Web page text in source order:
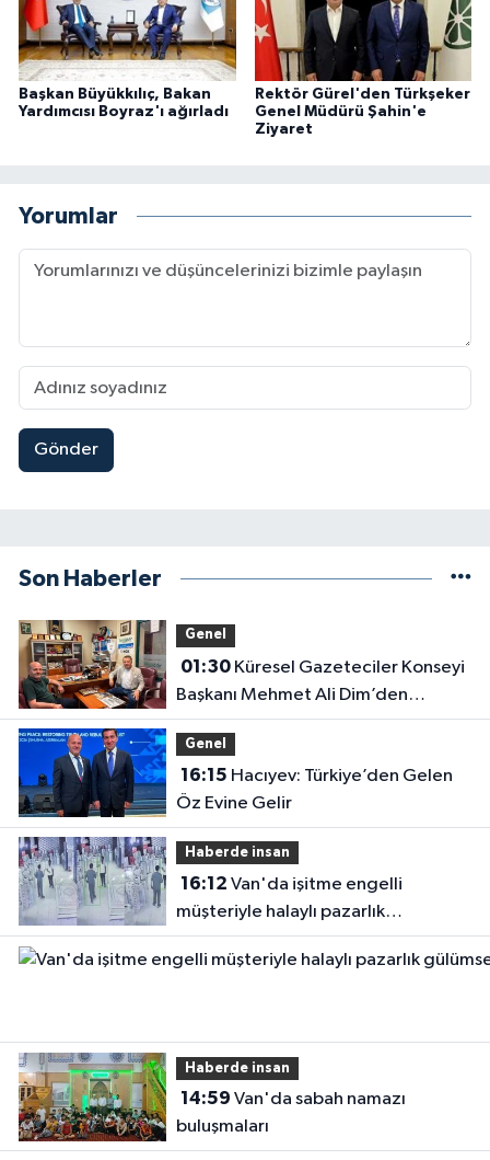
Başkan Büyükkılıç, Bakan
Yardımcısı Boyraz'ı ağırladı
Rektör Gürel'den Türkşeker
Genel Müdürü Şahin'e
Ziyaret
Yorumlar
Gönder
Son Haberler
Genel
01:30Küresel Gazeteciler Konseyi
Başkanı Mehmet Ali Dim’den
Gazetemize Ziyaret
Genel
16:15
Öz Evine Gelir
Haberde insan
16:12
müşteriyle halaylı pazarlık
gülümsetti
Haberde insan
14:59
buluşmaları